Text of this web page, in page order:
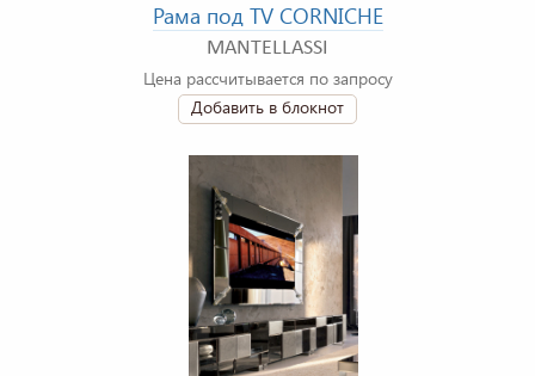
Рама под TV CORNICHE
MANTELLASSI
Цена рассчитывается по запросу
Добавить в блокнот